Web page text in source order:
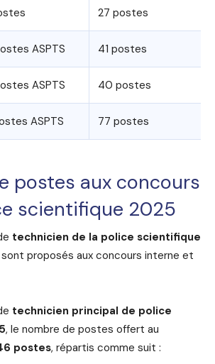
27 postes
ASPTS 41 postes
ASPTS 40 postes
ASPTS 77 postes
postes aux concours
scientifique 2025
technicien de la police scientifique
sont proposés aux concours interne et
technicien principal de police
, le nombre de postes offert au
postes, répartis comme suit :